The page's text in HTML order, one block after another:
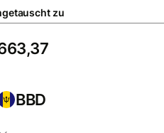
zu
BBD